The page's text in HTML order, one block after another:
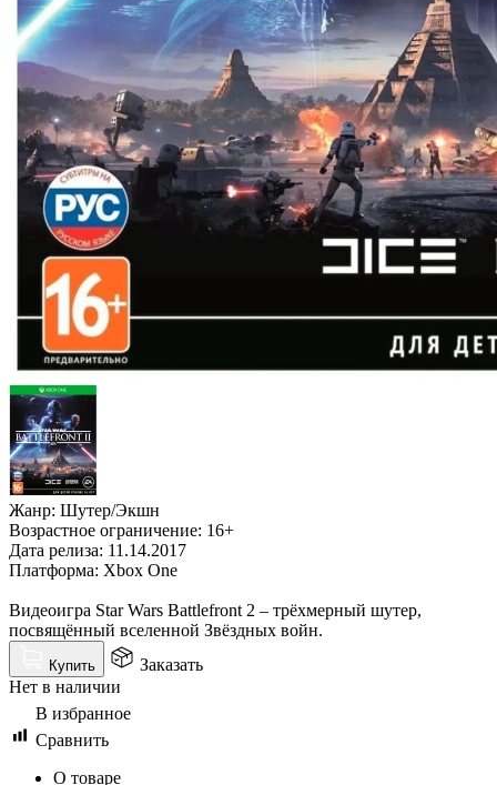
Жанр: Шутер/Экшн
Возрастное ограничение: 16+
Дата релиза: 11.14.2017
Платформа: Xbox One
Видеоигра Star Wars Battlefront 2 – трёхмерный шутер,
посвящённый вселенной Звёздных войн.
Купить
Заказать
Нет в наличии
В избранное
Сравнить
О товаре